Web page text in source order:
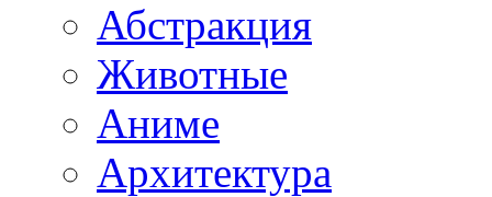
Абстракция
Животные
Аниме
Архитектура